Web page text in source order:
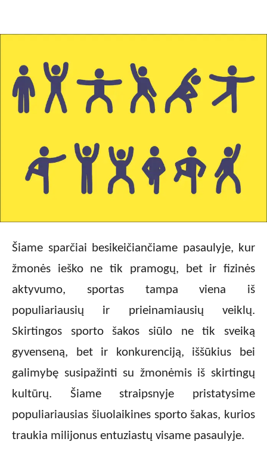
Šiame sparčiai besikeičiančiame pasaulyje, kur
žmonės ieško ne tik pramogų, bet ir fizinės
aktyvumo, sportas tampa viena iš
populiariausių ir prieinamiausių veiklų.
Skirtingos sporto šakos siūlo ne tik sveiką
gyvenseną, bet ir konkurenciją, iššūkius bei
galimybę susipažinti su žmonėmis iš skirtingų
kultūrų. Šiame straipsnyje pristatysime
populiariausias šiuolaikines sporto šakas, kurios
traukia milijonus entuziastų visame pasaulyje.